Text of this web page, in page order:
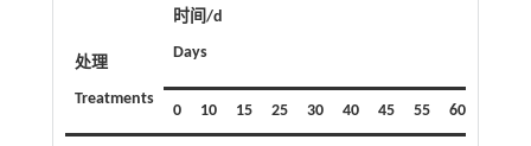
处理
Treatments
时间/d
Days
0 10 15 25 30 40 45 55 60